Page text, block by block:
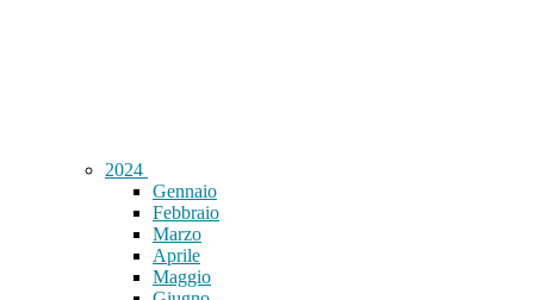
2024
Gennaio
Febbraio
Marzo
Aprile
Maggio